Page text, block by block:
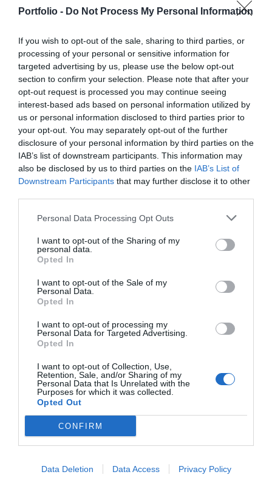
Portfolio - Do Not Process My Personal Information
If you wish to opt-out of the sale, sharing to third parties, or
processing of your personal or sensitive information for
targeted advertising by us, please use the below opt-out
section to confirm your selection. Please note that after your
opt-out request is processed you may continue seeing
interest-based ads based on personal information utilized by
us or personal information disclosed to third parties prior to
your opt-out. You may separately opt-out of the further
disclosure of your personal information by third parties on the
IAB’s list of downstream participants. This information may
also be disclosed by us to third parties on the IAB’s List of
Downstream Participants that may further disclose it to other
Personal Data Processing Opt Outs
I want to opt-out of the Sharing of my
personal data.
Opted In
I want to opt-out of the Sale of my
Personal Data.
Opted In
I want to opt-out of processing my
Personal Data for Targeted Advertising.
Opted In
I want to opt-out of Collection, Use,
Retention, Sale, and/or Sharing of my
Personal Data that Is Unrelated with the
Purposes for which it was collected.
Opted Out
CONFIRM
Data Deletion Data Access Privacy Policy
10:35–11:30 | Kerekasztal-beszélgetés: Soha nem
állattartókra és a takarmánygyártókra 2021-ben?
Moderátor:Hollósi Dávid, Agrár- és Élelmiszeripari Üzletág
ügyvezető igazgató, MBH Bank, elnök, Magyar Bankszövetség
agrár munkabizottság
Éder Tamás, Élelmiszeriparért felelős országos alelnök, Nemzeti
Kulik Zoltán
Petőházi Tamás
, elnök, Gabonatermesztők Országos Szövetsége
KAPCSOLAT
TUSÁK ZITA
E-mail:
rendezveny@portfolio.hu
TARTALMI ÉS SZERVEZÉSI KÉRDÉSEK
KOVÁCS NÓRA
E-mail:kovacs.nora@portfolio.hu
SZPONZORÁCIÓS LEHETŐSÉGEK
PISONT KLAUDIA